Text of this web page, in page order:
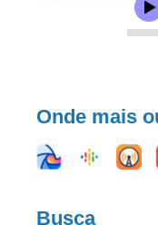
Onde mais
Busca